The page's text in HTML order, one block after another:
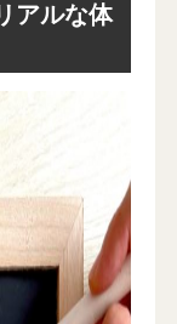
アルな体